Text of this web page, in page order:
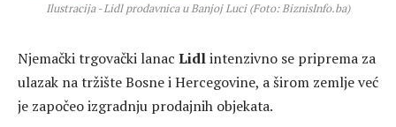
Ilustracija - Lidl prodavnica u Banjoj Luci (Foto: BiznisInfo.ba)
Njemački trgovački lanac Lidlintenzivno se priprema za
ulazak na tržište Bosne i Hercegovine, a širom zemlje već
je započeo izgradnju prodajnih objekata.